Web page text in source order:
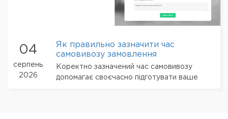
04
серпень
2026
Як правильно зазначити час
самовивозу замовлення
Коректно зазначений час самовивозу
допомагає своєчасно підготувати ваше